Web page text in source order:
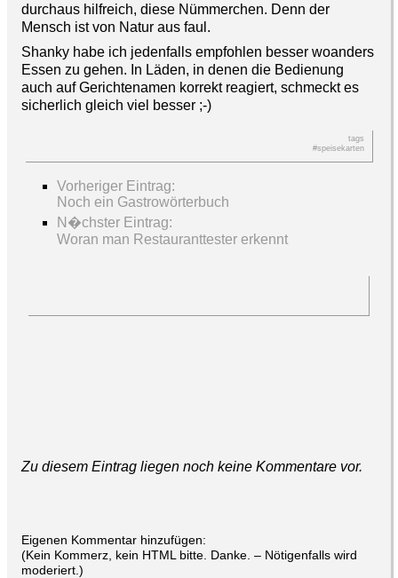
durchaus hilfreich, diese Nümmerchen. Denn der
Mensch ist von Natur aus faul.
Shanky habe ich jedenfalls empfohlen besser woanders
Essen zu gehen. In Läden, in denen die Bedienung
auch auf Gerichtenamen korrekt reagiert, schmeckt es
sicherlich gleich viel besser ;-)
tags
#speisekarten
Vorheriger Eintrag:
Noch ein Gastrowörterbuch
N�chster Eintrag:
Woran man Restauranttester erkennt
Zu diesem Eintrag liegen noch keine Kommentare vor.
Eigenen Kommentar hinzufügen:
(Kein Kommerz, kein HTML bitte. Danke. – Nötigenfalls wird
moderiert.)